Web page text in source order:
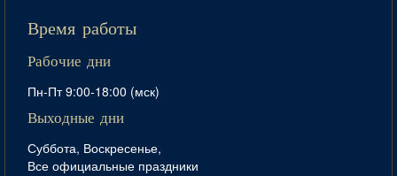
Время работы
Рабочие дни
Пн-Пт 9:00-18:00 (мск)
Выходные дни
Суббота, Воскресенье,
Все официальные праздники